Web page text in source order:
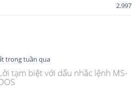
2.997
trong tuần qua
tạm biệt với dấu nhắc lệnh MS-